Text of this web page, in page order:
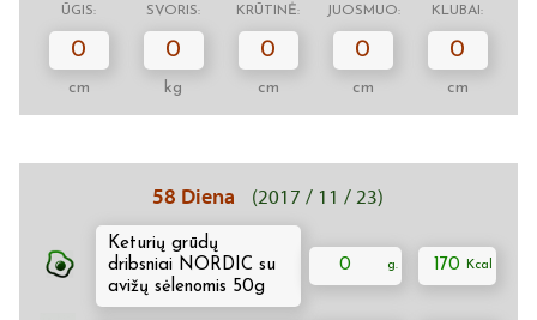
ŪGIS: SVORIS: KRŪTINĖ: JUOSMUO: KLUBAI:
0
cm
0
kg
0
cm
0
cm
0
cm
58 Diena (2017 / 11 / 23)
Keturių grūdų
dribsniai NORDIC su
avižų sėlenomis 50g
0 170